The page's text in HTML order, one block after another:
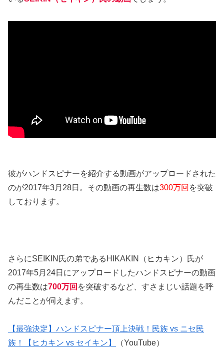
彼がハンドスピナーを紹介する動画がアップロードされた
のが2017年3月28日。その動画の再生数は300万回 を突破
しております。
さらにSEIKIN氏の弟であるHIKAKIN（ヒカキン）氏が
2017年5月24日にアップロードしたハンドスピナーの動画
の再生数は700万回 を突破するなど、すさまじい話題を呼
んだことが伺えます。
【最強決定】ハンドスピナー頂上決戦！民族 vs ニセ民
族！【ヒカキン vs セイキン】
（YouTube）